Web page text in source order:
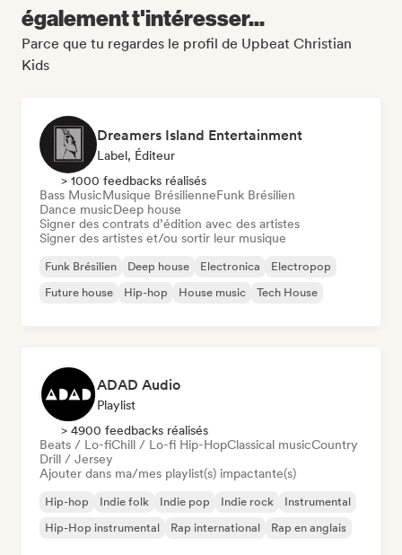
également t'intéresser...
Parce que tu regardes le profil de Upbeat Christian
Kids
Dreamers Island Entertainment
Label, Éditeur
> 1000 feedbacks réalisés
Bass MusicMusique BrésilienneFunk Brésilien
Dance musicDeep house
Signer des contrats d’édition avec des artistes
Signer des artistes et/ou sortir leur musique
Funk Brésilien Deep house Electronica
Electropop
Future house
Hip-hop House music Tech House
ADAD Audio
Playlist
> 4900 feedbacks réalisés
Beats / Lo-fiChill / Lo-fi Hip-HopClassical musicCountry
Drill / Jersey
Ajouter dans ma/mes playlist(s) impactante(s)
Hip-hop Indie folk Indie pop Indie rock
Instrumental
Hip-Hop instrumental
Rap international Rap en anglais